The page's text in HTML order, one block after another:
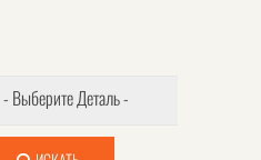
- Выберите Деталь -